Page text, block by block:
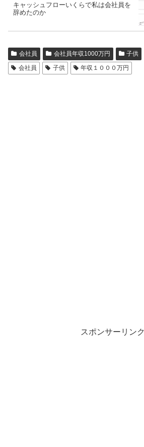
キャッシュフローいくらで私は会社員を
辞めたのか
会社員 会社員年収1000万円 子供
会社員
子供 年収１０００万円
スポンサーリンク